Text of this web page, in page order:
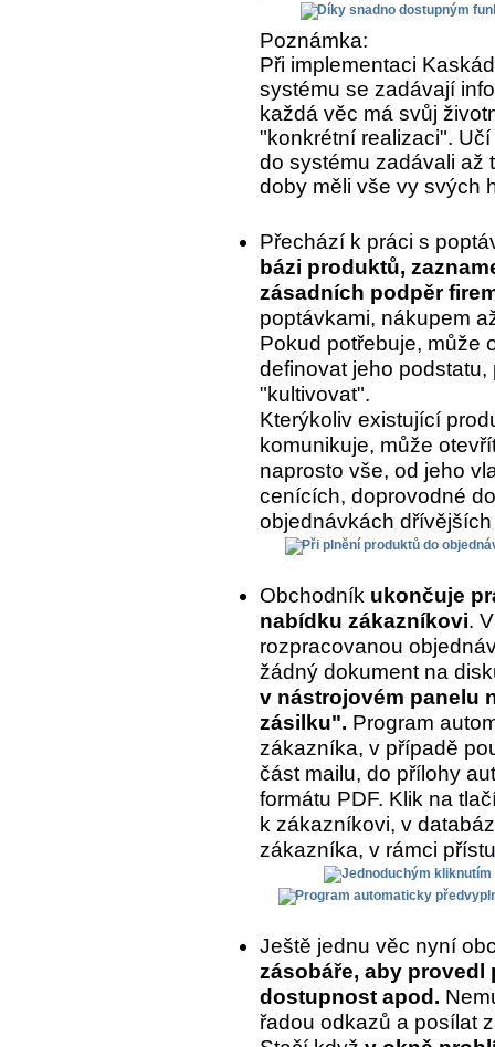
Poznámka:
Při implementaci
systému se zadávají
každá věc má svůj
"konkrétní realizaci".
do systému zadávali až
doby měli vše vy svých
Přechází k práci s
bázi produktů,
zásadních podpěr
poptávkami, nákupem
Pokud potřebuje, může
definovat jeho
"kultivovat".
Kterýkoliv existující
komunikuje, může
naprosto vše, od jeho
cenících, doprovodné
objednávkách
Obchodník ukončuje
nabídku zákazníkovi.
rozpracovanou
žádný dokument na
v nástrojovém panelu
zásilku". Program
zákazníka, v případě
část mailu, do přílohy
formátu PDF. Klik na
k zákazníkovi, v
zákazníka, v rámci
Ještě jednu věc nyní
zásobáře, aby
dostupnost apod.
řadou odkazů a posílat